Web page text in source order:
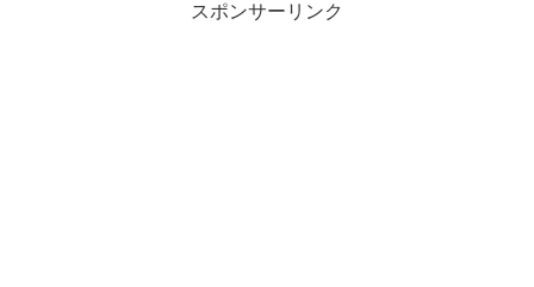
スポンサーリンク